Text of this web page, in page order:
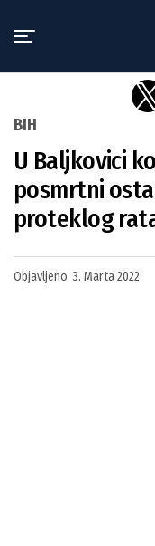
BIH
U Baljkovici
posmrtni
proteklog
Objavljeno 3. Marta 2022.